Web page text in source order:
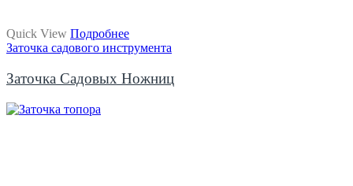
Quick View Подробнее
Заточка садового инструмента
Заточка Садовых Ножниц